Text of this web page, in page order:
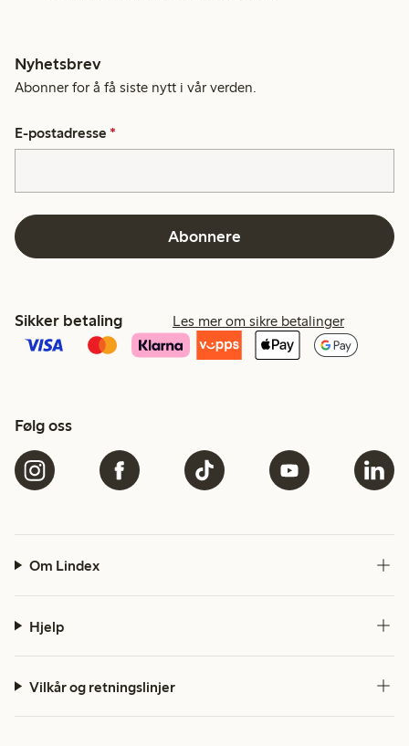
Nyhetsbrev
Abonner for å få siste nytt i vår verden.
E-postadresse *
Abonnere
Sikker betaling Les mer om sikre betalinger
Følg oss
Om Lindex
Hjelp
Vilkår og retningslinjer